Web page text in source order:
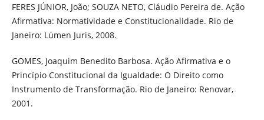
FERES JÚNIOR, João; SOUZA NETO, Cláudio Pereira de. Ação
Afirmativa: Normatividade e Constitucionalidade. Rio de
Janeiro: Lúmen Juris, 2008.
GOMES, Joaquim Benedito Barbosa. Ação Afirmativa e o
Princípio Constitucional da Igualdade: O Direito como
Instrumento de Transformação. Rio de Janeiro: Renovar,
2001.